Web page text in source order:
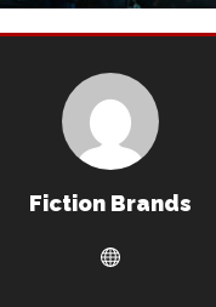
Fiction Brands